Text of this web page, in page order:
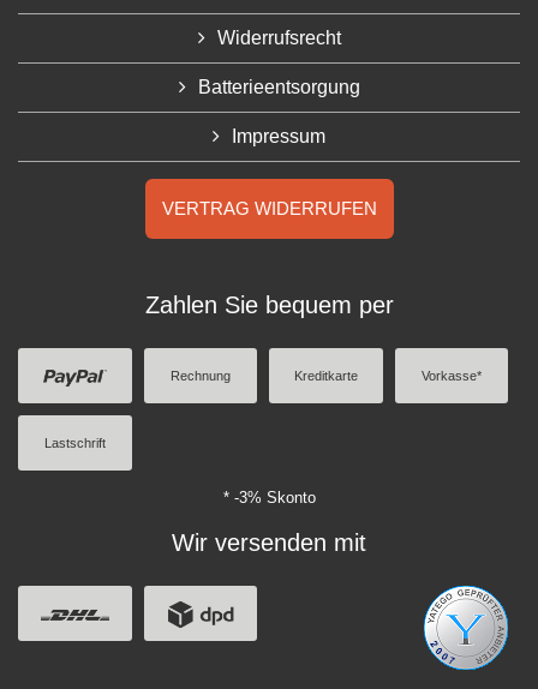
Widerrufsrecht
Batterieentsorgung
Impressum
VERTRAG WIDERRUFEN
Zahlen Sie bequem per
Rechnung Kreditkarte Vorkasse*
Lastschrift
* -3% Skonto
Wir versenden mit